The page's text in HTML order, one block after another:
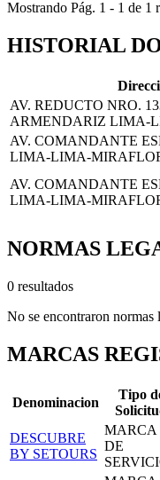
Mostrando Pág. 1 - 1 de 1
HISTORIAL
AV. REDUCTO NRO.
ARMENDARIZ LIMA-
AV. COMANDANTE
LIMA-LIMA-
AV. COMANDANTE
LIMA-LIMA-
NORMAS
0 resultados
No se encontraron normas
MARCAS
Denominacion
Tipo
DESCUBRE
BY SETOURS
MARCA
DE